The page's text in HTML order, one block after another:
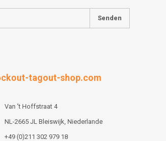
Senden
tagout-shop.com
Van 't Hoffstraat 4
NL-2665 JL Bleiswijk, Niederlande
+49 (0)211 302 979 18